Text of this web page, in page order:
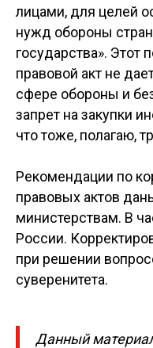
лицами, для целей
нужд обороны
государства».
правовой акт не
сфере обороны и
запрет на закупки
что тоже, полагаю,
Рекомендации по
правовых актов
министерствам. В
России.
при решении
суверенитета.
Данный